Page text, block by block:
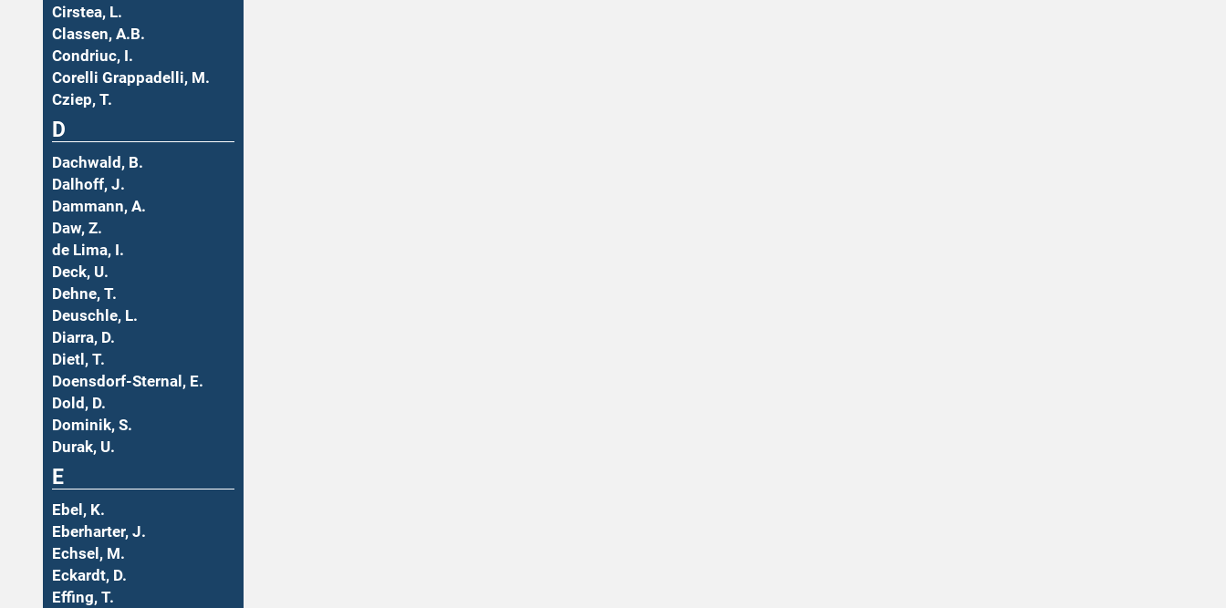
Cirstea, L.
Classen, A.B.
Condriuc, I.
Corelli Grappadelli, M.
Cziep, T.
D
Dachwald, B.
Dalhoff, J.
Dammann, A.
Daw, Z.
de Lima, I.
Deck, U.
Dehne, T.
Deuschle, L.
Diarra, D.
Dietl, T.
Doensdorf-Sternal, E.
Dold, D.
Dominik, S.
Durak, U.
E
Ebel, K.
Eberharter, J.
Echsel, M.
Eckardt, D.
Effing, T.